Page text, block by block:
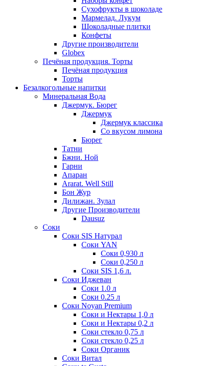
Сухофрукты в шоколаде
Мармелад. Лукум
Шоколадные плитки
Конфеты
Другие производители
Globex
Печёная продукция. Торты
Печёная продукция
Торты
Безалкогольные напитки
Минеральная Вода
Джермук. Бюрег
Джермук
Джермук классика
Со вкусом лимона
Бюрег
Татни
Бжни. Ной
Гарни
Апаран
Ararat. Well Still
Бон Жур
Дилижан. Зулал
Другие Производители
Dausuz
Соки
Соки SIS Натурал
Соки YAN
Соки 0,930 л
Соки 0,250 л
Соки SIS 1,6 л.
Соки Иджеван
Соки 1.0 л
Соки 0.25 л
Соки Noyan Premium
Соки и Нектары 1,0 л
Соки и Нектары 0,2 л
Соки стекло 0,75 л
Соки стекло 0,25 л
Соки Органик
Соки Витал